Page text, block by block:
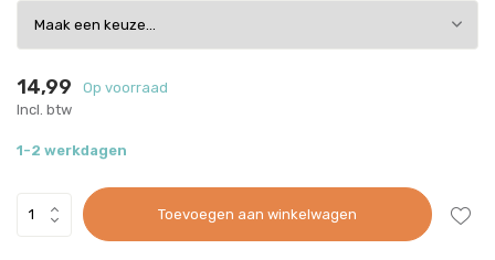
14,99
Op voorraad
Incl. btw
1-2 werkdagen
Toevoegen aan winkelwagen